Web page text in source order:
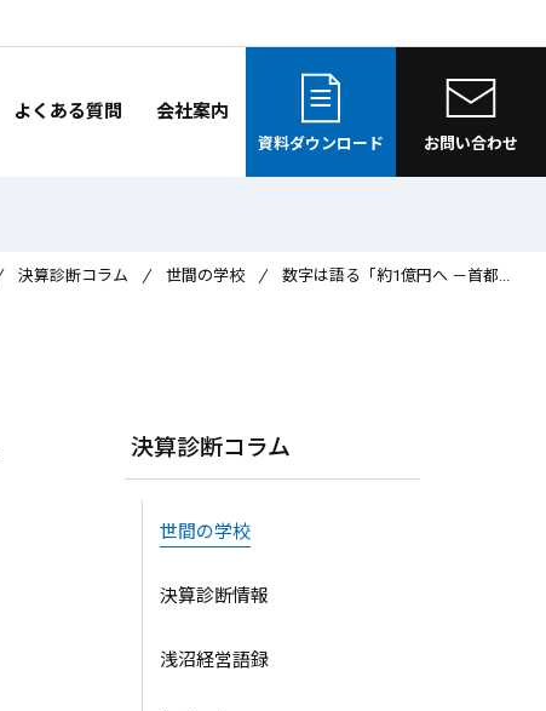
よくある質問 会社案内
資料ダウンロード お問い合わせ
決算診断コラム 世間の学校 数字は語る「約1億円へ －首都...
決算診断コラム
世間の学校
決算診断情報
浅沼経営語録